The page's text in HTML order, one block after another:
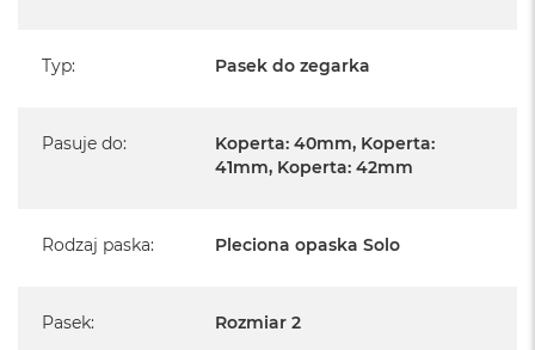
Typ: Pasek do zegarka
Pasuje do:
Koperta: 40mm, Koperta:
41mm, Koperta: 42mm
Rodzaj paska: Pleciona opaska Solo
Pasek: Rozmiar 2